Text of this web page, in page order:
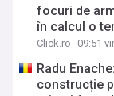
focuri de
în calcul o
Click.ro 09:51
Radu
construcție